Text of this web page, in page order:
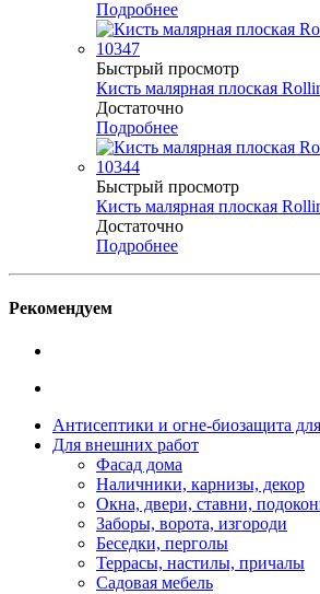
Подробнее
Быстрый просмотр
Кисть малярная плоская
Достаточно
Подробнее
Быстрый просмотр
Кисть малярная плоская
Достаточно
Подробнее
Рекомендуем
Антисептики и огне-биозащита
Для внешних работ
Фасад дома
Наличники, карнизы, декор
Окна, двери, ставни,
Заборы, ворота, изгороди
Беседки, перголы
Террасы, настилы, причалы
Садовая мебель